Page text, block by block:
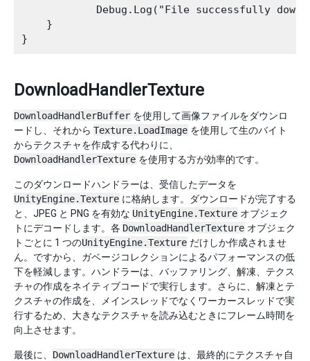
Debug.Log("File successfully
    }
DownloadHandlerTexture
DownloadHandlerBuffer を使用して画像ファイルをダウンロ
ードし、それから Texture.LoadImage を使用して生のバイト
からテクスチャを作成する代わりに、
DownloadHandlerTexture を使用する方が効率的です。
このダウンロードハンドラーは、受信したデータを
UnityEngine.Texture に格納します。ダウンロードが完了する
と、JPEG と PNG を有効な UnityEngine.Texture オブジェク
トにデコードします。各 DownloadHandlerTexture オブジェク
トごとに 1 つのUnityEngine.Texture だけしか作成されませ
ん。ですから、ガベージコレクションによるパフォーマンスの低
下を軽減します。ハンドラーは、バッファリング、解凍、テクス
チャの作成をネイティブコードで実行します。さらに、解凍とテ
クスチャの作成を、メインスレッドでなくワーカースレッドで実
行するため、大きなテクスチャを読み込むときにフレーム時間を
向上させます。
最後に、 DownloadHandlerTexture は、最終的にテクスチャ自